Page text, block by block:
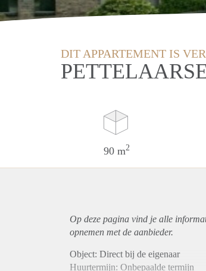
DIT APPARTEMENT IS
90 m2
Op deze pagina vind je alle
opnemen met de aanbieder.
Object: Direct bij de eigenaar
Huurtermijn: Onbepaalde termijn